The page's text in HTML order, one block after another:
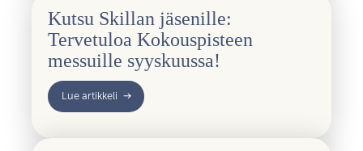
Kutsu Skillan jäsenille:
Tervetuloa Kokouspisteen
messuille syyskuussa!
Lue artikkeli